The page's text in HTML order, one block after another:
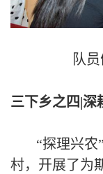
队
三下乡之四|深
“探理兴
村，开展了为